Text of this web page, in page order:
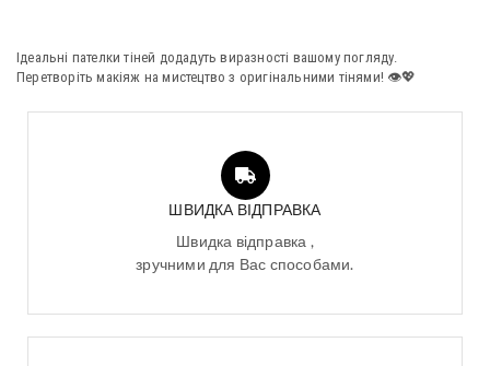
Ідеальні пателки тіней додадуть виразності вашому погляду.
Перетворіть макіяж на мистецтво з оригінальними тінями! 👁️💖
ШВИДКА ВІДПРАВКА
Швидка відправка ,
зручними для Вас способами.